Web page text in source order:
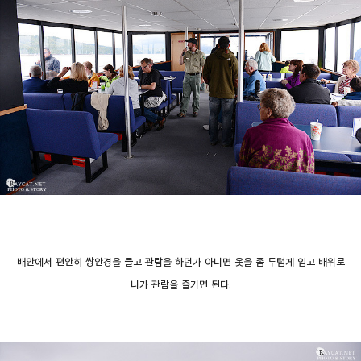
배안에서 편안히 쌍안경을 들고 관람을 하던가 아니면 옷을 좀 두텁게 입고 배위로
나가 관람을 즐기면 된다.